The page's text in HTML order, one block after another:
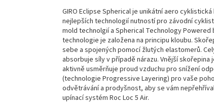
GIRO Eclipse Spherical je unikátní aero
nejlepších technologií nutností pro závodní
mold technolgií a Spherical Technology Powered
technologie je založena na principu kloubu.
sebe a spojených pomocí žlutých elastomerů.
absorbuje síly v případě nárazu. Vnější
aktivně usměrňuje proud vzduchu pro snížení
(technologie Progressive Layering) pro vaše
odvětrávání a prodyšnost, aby se vám
upínací systém Roc Loc 5 Air.